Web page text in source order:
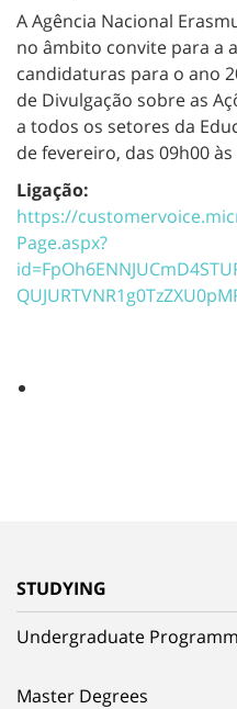
A Agência Nacional
no âmbito convite para a
candidaturas para o ano
de Divulgação sobre as
a todos os setores da
de fevereiro, das 09h00 às
Ligação:
https://
Page.aspx?
STUDYING
Undergraduate
Master Degrees